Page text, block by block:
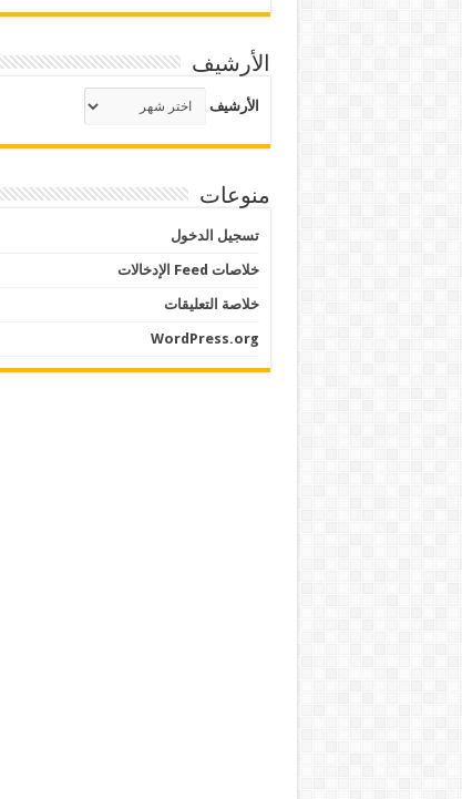
الأرشيف
الأرشيف
منوعات
تسجيل الدخول
خلاصات Feed الإدخالات
خلاصة التعليقات
WordPress.org